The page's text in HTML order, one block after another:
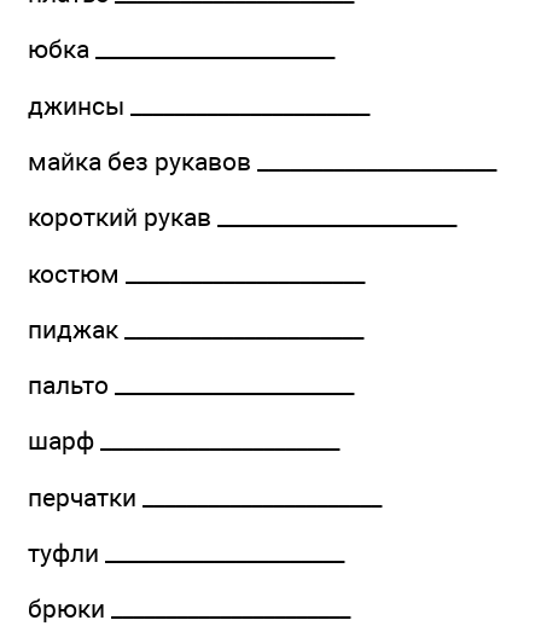
юбка ______________________
джинсы ______________________
майка без рукавов ______________________
короткий рукав ______________________
костюм ______________________
пиджак ______________________
пальто ______________________
шарф ______________________
перчатки ______________________
туфли ______________________
брюки ______________________